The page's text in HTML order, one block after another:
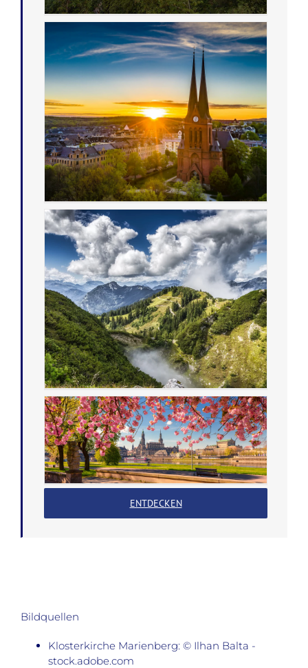
ENTDECKEN
Bildquellen
Klosterkirche Marienberg: © Ilhan Balta -
stock.adobe.com